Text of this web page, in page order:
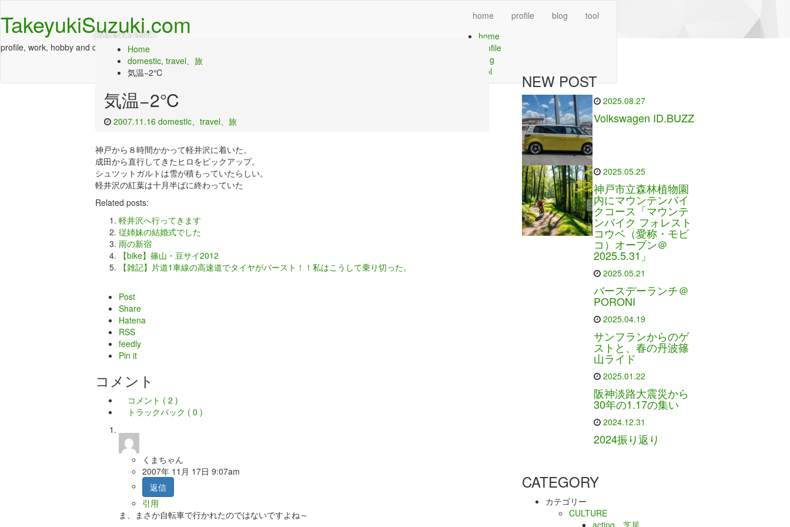
TakeyukiSuzuki.com
profile, work, hobby and culture
home profile blog
tool
home
profile
blog
tool
life is like a bike
Home
domestic, travel、旅
気温−2℃
気温−2℃
2007.11.16 domestic、 travel、旅
神戸から８時間かかって軽井沢に着いた。
成田から直行してきたヒロをピックアップ。
シュツットガルトは雪が積もっていたらしい。
軽井沢の紅葉は十月半ばに終わっていた
Related posts:
軽井沢へ行ってきます
従姉妹の結婚式でした
雨の新宿
【bike】篠山・豆サイ2012
【雑記】片道1車線の高速道でタイヤがバースト！！私はこうして乗り切った。
Post
Share
Hatena
RSS
feedly
Pin it
コメント
コメント ( 2 )
トラックバック ( 0 )
くまちゃん
2007年 11月 17日 9:07am
返信
引用
ま、まさか自転車で行かれたのではないですよね～
NEW POST
2025.08.27
Volkswagen ID.BUZZ
2025.05.25
神戸市立森林植物園
内にマウンテンバイ
クコース「マウンテ
ンバイク フォレスト
コウベ（愛称・モビ
コ）オープン＠
2025.5.31」
2025.05.21
バースデーランチ＠
PORONI
2025.04.19
サンフランからのゲ
ストと、春の丹波篠
山ライド
2025.01.22
阪神淡路大震災から
30年の1.17の集い
2024.12.31
2024振り返り
CATEGORY
カテゴリー
CULTURE
acting、芝居